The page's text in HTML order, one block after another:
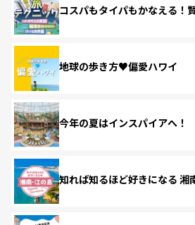
コスパもタイパもかなえる！
地球の歩き方♥偏愛ハワイ
今年の夏はインスパイアへ！
知れば知るほど好きになる 湘